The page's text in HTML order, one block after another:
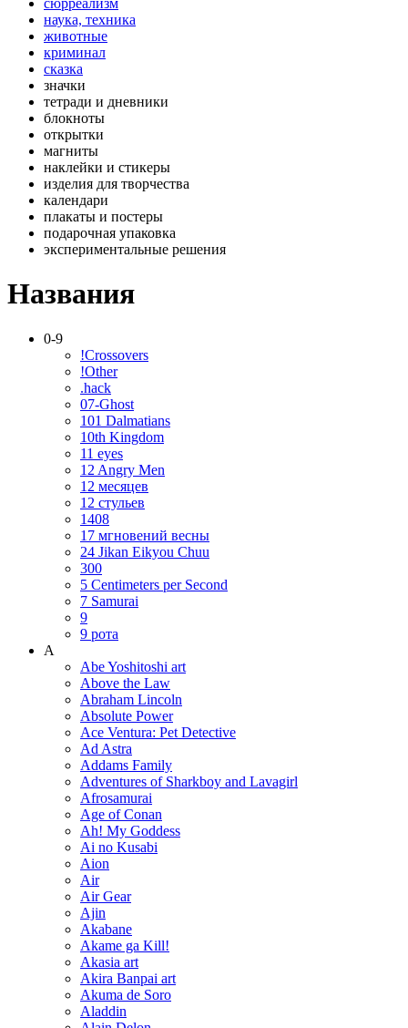
наука, техника
животные
криминал
сказка
значки
тетради и дневники
блокноты
открытки
магниты
наклейки и стикеры
изделия для творчества
календари
плакаты и постеры
подарочная упаковка
экспериментальные решения
Названия
0-9
!Crossovers
!Other
.hack
07-Ghost
101 Dalmatians
10th Kingdom
11 eyes
12 Angry Men
12 месяцев
12 стульев
1408
17 мгновений весны
24 Jikan Eikyou Chuu
300
5 Centimeters per Second
7 Samurai
9
9 рота
A
Abe Yoshitoshi art
Above the Law
Abraham Lincoln
Absolute Power
Ace Ventura: Pet Detective
Ad Astra
Addams Family
Adventures of Sharkboy and Lavagirl
Afrosamurai
Age of Conan
Ah! My Goddess
Ai no Kusabi
Aion
Air
Air Gear
Ajin
Akabane
Akame ga Kill!
Akasia art
Akira Banpai art
Akuma de Soro
Aladdin